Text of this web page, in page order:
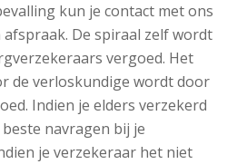
kun je contact met ons
De spiraal zelf wordt
vergoed. Het
de verloskundige wordt door
Indien je elders verzekerd
navragen bij je
je verzekeraar het niet